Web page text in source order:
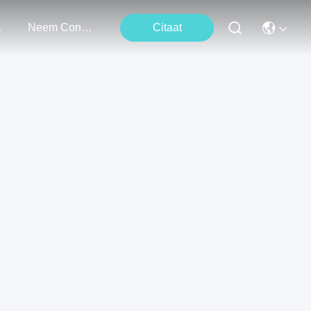
Neem Contact Met Ons Op Citaat